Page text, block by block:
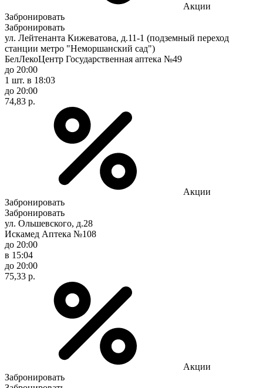
Акции
Забронировать
Забронировать
ул. Лейтенанта Кижеватова, д.11-1 (подземный переход
станции метро "Неморшанский сад")
БелЛекоЦентр Государственная аптека №49
до 20:00
1 шт. в 18:03
до 20:00
74,83 р.
Акции
Забронировать
Забронировать
ул. Ольшевского, д.28
Искамед Аптека №108
до 20:00
в 15:04
до 20:00
75,33 р.
Акции
Забронировать